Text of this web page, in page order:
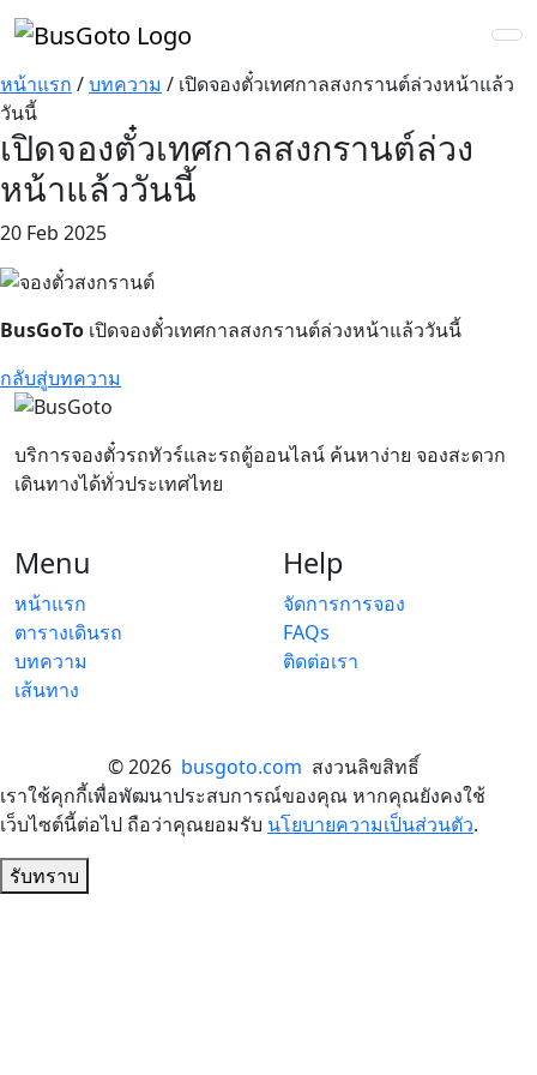
หน้าแรก /บทความ / เปิดจองตั๋วเทศกาลสงกรานต์ล่วงหน้าแล้ว
วันนี้
เปิดจองตั๋วเทศกาลสงกรานต์ล่วง
หน้าแล้ววันนี้
20 Feb 2025
BusGoTo เปิดจองตั๋วเทศกาลสงกรานต์ล่วงหน้าแล้ววันนี้
กลับสู่บทความ
บริการจองตั๋วรถทัวร์และรถตู้ออนไลน์ ค้นหาง่าย จองสะดวก
เดินทางได้ทั่วประเทศไทย
Menu
หน้าแรก
ตารางเดินรถ
บทความ
เส้นทาง
Help
จัดการการจอง
FAQs
ติดต่อเรา
© 2026 busgoto.com สงวนลิขสิทธิ์
เราใช้คุกกี้เพื่อพัฒนาประสบการณ์ของคุณ หากคุณยังคงใช้
เว็บไซต์นี้ต่อไป ถือว่าคุณยอมรับ นโยบายความเป็นส่วนตัว.
รับทราบ